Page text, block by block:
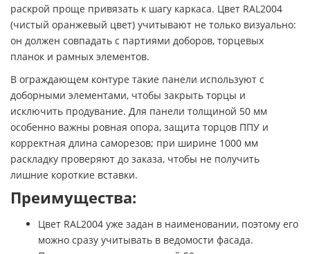
раскрой проще привязать к шагу каркаса. Цвет RAL2004
(чистый оранжевый цвет) учитывают не только визуально:
он должен совпадать с партиями доборов, торцевых
планок и рамных элементов.
В ограждающем контуре такие панели используют с
доборными элементами, чтобы закрыть торцы и
исключить продувание. Для панели толщиной 50 мм
особенно важны ровная опора, защита торцов ППУ и
корректная длина саморезов; при ширине 1000 мм
раскладку проверяют до заказа, чтобы не получить
лишние короткие вставки.
Преимущества:
Цвет RAL2004 уже задан в наименовании, поэтому его
можно сразу учитывать в ведомости фасада.